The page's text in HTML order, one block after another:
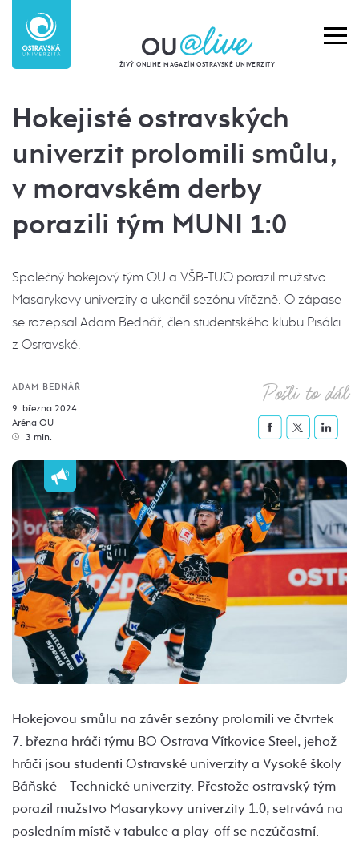
ŽIVÝ ONLINE MAGAZÍN OSTRAVSKÉ UNIVERZITY
Hokejisté ostravských
univerzit prolomili smůlu,
v moravském derby
porazili tým MUNI 1:0
Společný hokejový tým OU a VŠB-TUO porazil mužstvo
Masarykovy univerzity a ukončil sezónu vítězně. O zápase
se rozepsal Adam Bednář, člen studentského klubu Pisálci
z Ostravské.
ADAM BEDNÁŘ
9. března 2024
Aréna OU
3 min.
Pošli to dál
Hokejovou smůlu na závěr sezóny prolomili ve čtvrtek
7. března hráči týmu BO Ostrava Vítkovice Steel, jehož
hráči jsou studenti Ostravské univerzity a Vysoké školy
Báňské – Technické univerzity. Přestože ostravský tým
porazil mužstvo Masarykovy univerzity 1:0, setrvává na
posledním místě v tabulce a play-off se nezúčastní.